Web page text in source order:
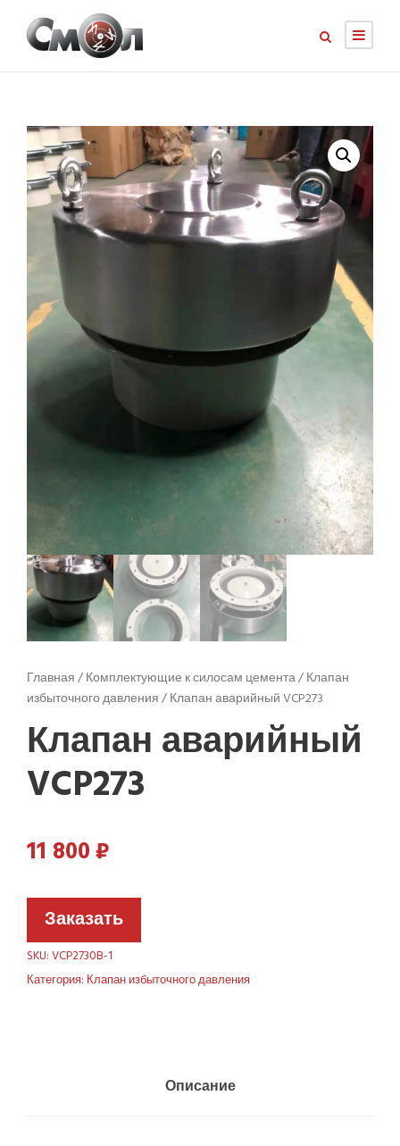
Главная/Комплектующие к силосам цемента/Клапан
избыточного давления/ Клапан аварийный VCP273
Клапан аварийный
VCP273
11 800₽
Заказать
SKU:VCP2730B-1
Категория: Клапан избыточного давления
Описание